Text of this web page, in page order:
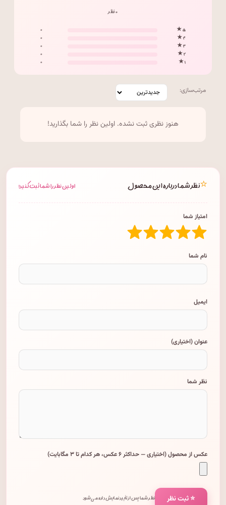
۰ نظر
۵ ★
۰
۴ ★
۰
۳ ★
۰
۲ ★
۰
۱ ★
۰
مرتب‌سازی:
هنوز نظری ثبت نشده. اولین نظر را شما بگذارید!
⭐نظر شما درباره این محصول اولین نظر را شما ثبت کنید!
امتیاز شما
نام شما
ایمیل
عنوان (اختیاری)
نظر شما
عکس از محصول (اختیاری — حداکثر ۶ عکس، هر کدام تا ۳ مگابایت)
⭐ ثبت نظر نظر شما پس از تأیید نمایش داده می‌شود.